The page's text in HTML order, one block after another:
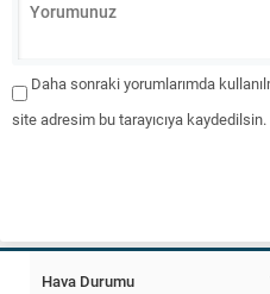
Daha sonraki yorumlarımda
site adresim bu tarayıcıya kaydedilsin.
Hava Durumu